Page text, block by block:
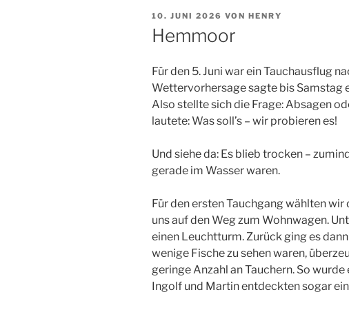
VERÖFFENTLICHT
AM
10. JUNI 2026 VON HENRY
Hemmoor
Für den 5. Juni war ein Tauchausflug
Wettervorhersage sagte bis Samstag
Also stellte sich die Frage: Absagen
lautete: Was soll’s – wir probieren es!
Und siehe da: Es blieb trocken –
gerade im Wasser waren.
Für den ersten Tauchgang wählten
uns auf den Weg zum Wohnwagen.
einen Leuchtturm. Zurück ging es
wenige Fische zu sehen waren,
geringe Anzahl an Tauchern. So
Ingolf und Martin entdeckten sogar